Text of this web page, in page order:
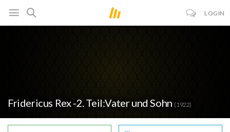
LOGIN
Fridericus Rex -2. Teil:Vater und Sohn (1922)